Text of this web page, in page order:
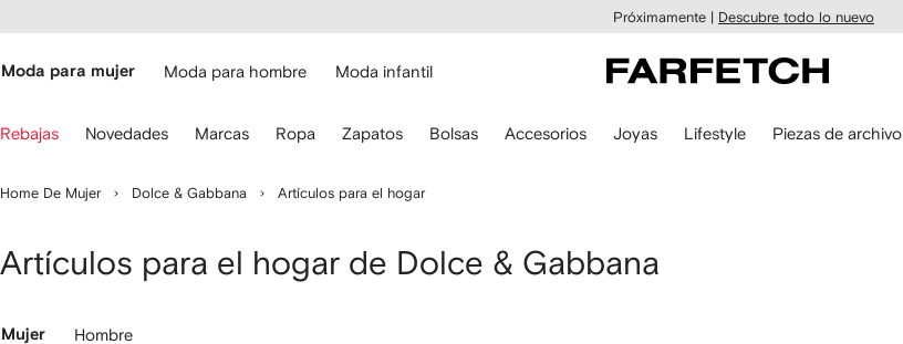
Próximamente | Descubre todo lo nuevo
Moda para mujer Moda para hombre Moda infantil
Rebajas Novedades Marcas Ropa Zapatos Bolsas Accesorios Joyas Lifestyle Piezas de archivo
Home De Mujer Dolce & Gabbana Artículos para el hogar
Artículos para el hogar de Dolce & Gabbana
Mujer Hombre